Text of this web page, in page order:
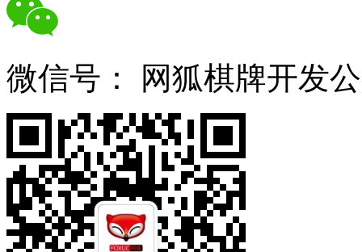
微信号： 网狐棋牌开发